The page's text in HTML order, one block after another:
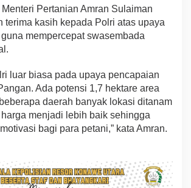
Pertanian Amran Sulaiman
terima kasih kepada Polri atas upaya
mempercepat swasembada
luar biasa pada upaya pencapaian
Ada potensi 1,7 hektare area
daerah banyak lokasi ditanam
menjadi lebih baik sehingga
bagi para petani,” kata Amran.